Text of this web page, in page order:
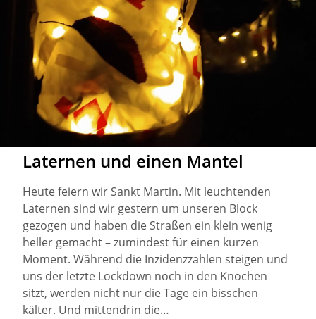
Laternen und einen Mantel
Heute feiern wir Sankt Martin. Mit leuchtenden
Laternen sind wir gestern um unseren Block
gezogen und haben die Straßen ein klein wenig
heller gemacht – zumindest für einen kurzen
Moment. Während die Inzidenzzahlen steigen und
uns der letzte Lockdown noch in den Knochen
sitzt, werden nicht nur die Tage ein bisschen
kälter. Und mittendrin die…